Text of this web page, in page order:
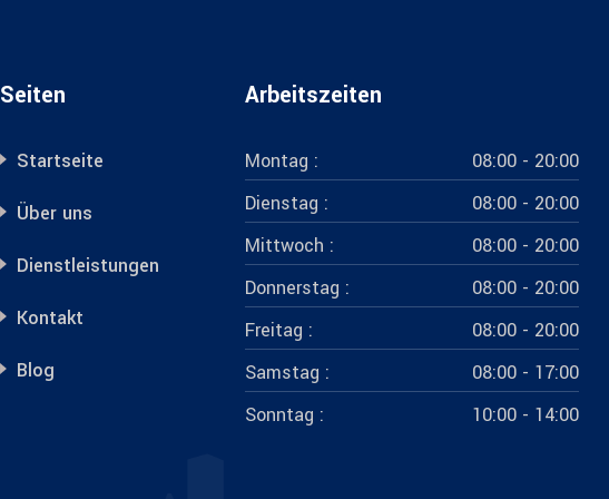
Seiten
Startseite
Über uns
Dienstleistungen
Kontakt
Blog
Arbeitszeiten
Montag :
08:00 - 20:00
Dienstag :
08:00 - 20:00
Mittwoch :
08:00 - 20:00
Donnerstag :
08:00 - 20:00
Freitag :
08:00 - 20:00
Samstag :
08:00 - 17:00
Sonntag :
10:00 - 14:00